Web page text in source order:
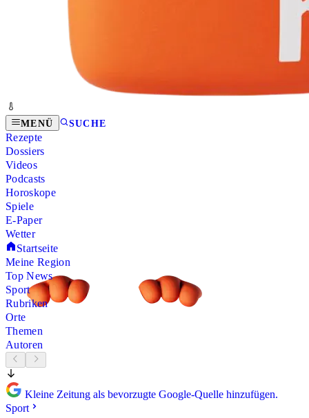
MENÜ SUCHE
Rezepte
Dossiers
Videos
Podcasts
Horoskope
Spiele
E-Paper
Wetter
Startseite
Meine Region
Top News
Sport
Rubriken
Orte
Themen
Autoren
Kleine Zeitung als bevorzugte Google-Quelle hinzufügen.
Sport